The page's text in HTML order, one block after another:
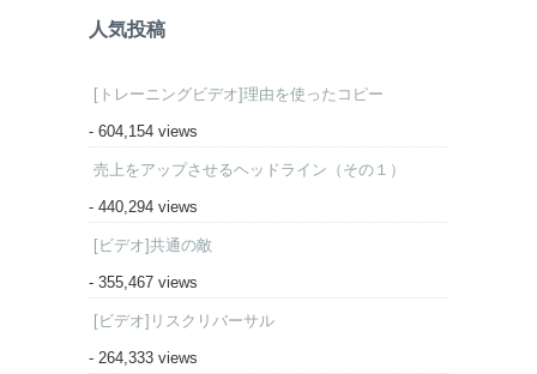
人気投稿
[トレーニングビデオ]理由を使ったコピー
- 604,154 views
売上をアップさせるヘッドライン（その１）
- 440,294 views
[ビデオ]共通の敵
- 355,467 views
[ビデオ]リスクリバーサル
- 264,333 views